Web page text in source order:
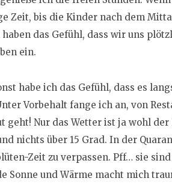
Zeit, bis die Kinder nach dem
das Gefühl, dass wir uns
ein.
habe ich das Gefühl, dass es
Vorbehalt fange ich an, von
geht! Nur das Wetter ist ja wohl
nichts über 15 Grad. In der
Zeit zu verpassen. Pff… sie
Sonne und Wärme macht mich